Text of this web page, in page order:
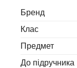
Бренд
Клас
Предмет
До підручника